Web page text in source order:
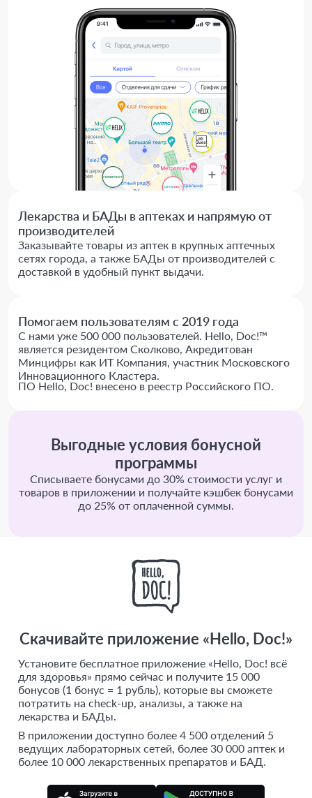
Лекарства и БАДы в аптеках и напрямую от
производителей
Заказывайте товары из аптек в крупных аптечных
сетях города, а также БАДы от производителей с
доставкой в удобный пункт выдачи.
Помогаем пользователям с 2019 года
С нами уже 500 000 пользователей. Hello, Doc!™
является резидентом Сколково, Акредитован
Минцифры как ИТ Компания, участник Московского
Инновационного Кластера.
ПО Hello, Doc! внесено в реестр Российского ПО.
Выгодные условия бонусной
программы
Списываете бонусами до 30% стоимости услуг и
товаров в приложении и получайте кэшбек бонусами
до 25% от оплаченной суммы.
Скачивайте приложение «Hello, Doc!»
Установите бесплатное приложение «Hello, Doc! всё
для здоровья» прямо сейчас и получите 15 000
бонусов (1 бонус = 1 рубль), которые вы сможете
потратить на check-up, анализы, а также на
лекарства и БАДы.
В приложении доступно более 4 500 отделений 5
ведущих лабораторных сетей, более 30 000 аптек и
более 10 000 лекарственных препаратов и БАД.